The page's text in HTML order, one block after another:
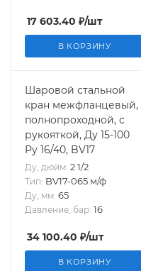
17 603.40 ₽/шт
В КОРЗИНУ
Шаровой стальной
кран межфланцевый,
полнопроходной, с
рукояткой, Ду 15-100
Ру 16/40, BV17
Ду, дюйм: 2 1/2
Тип: BV17-065 м/ф
Ду, мм: 65
Давление, бар: 16
34 100.40 ₽/шт
В КОРЗИНУ